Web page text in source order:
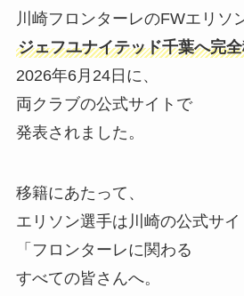
川崎フロンターレのFWエリソ
ジェフユナイテッド千葉へ完
2026年6月24日に、
両クラブの公式サイトで
発表されました。
移籍にあたって、
エリソン選手は川崎の公式サイ
「フロンターレに関わる
すべての皆さんへ。